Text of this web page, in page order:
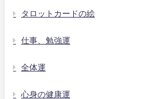
タロットカードの絵
仕事、勉強運
全体運
心身の健康運